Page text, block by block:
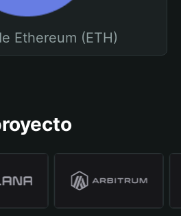
Ethereum (ETH)